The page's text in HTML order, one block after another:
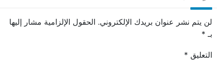
لن يتم نشر عنوان بريدك الإلكتروني. الحقول الإلزامية مشار إليها
بـ *
التعليق *